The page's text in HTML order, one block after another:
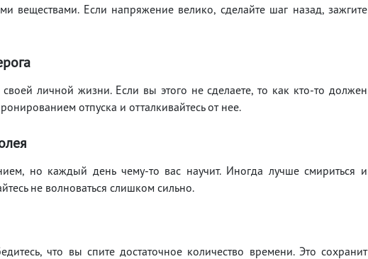
веществами. Если напряжение велико, сделайте шаг назад, зажгите
личной жизни. Если вы этого не сделаете, то как кто-то должен
отпуска и отталкивайтесь от нее.
но каждый день чему-то вас научит. Иногда лучше смириться и
не волноваться слишком сильно.
что вы спите достаточное количество времени. Это сохранит